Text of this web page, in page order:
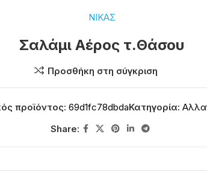
ΝΙΚΑΣ
Σαλάμι Αέρος τ.Θάσου
Προσθήκη στη σύγκριση
προϊόντος:69d1fc78dbdaΚατηγορία:
Share: